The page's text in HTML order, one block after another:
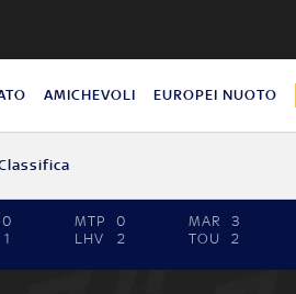
AMICHEVOLI EUROPEI NUOTO
0
1
MTP
0
LHV
2
MAR
3
TOU
2